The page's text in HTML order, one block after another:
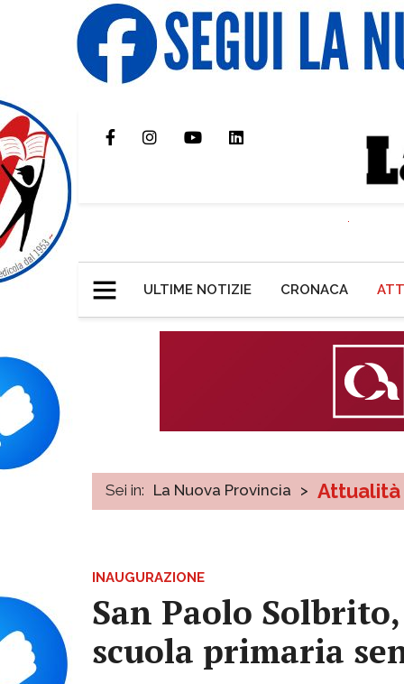
ULTIME NOTIZIE CRONACA
Sei in: La Nuova Provincia > Attualità
INAUGURAZIONE
San Paolo
scuola primaria